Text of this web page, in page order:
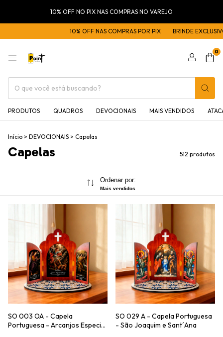
10% OFF NO PIX NAS COMPRAS NO VAREJO
10% OFF NAS COMPRAS POR PIX BRINDE EXCLUSIVO NAS COMPRAS
0
PRODUTOS QUADROS DEVOCIONAIS MAIS VENDIDOS
Início > DEVOCIONAIS > Capelas
Capelas 512 produtos
Ordenar por:
Mais vendidos
SO 003 OA - Capela
Portuguesa - Arcanjos Especial
SO 029 A - Capela Portuguesa
- São Joaquim e Sant´Ana